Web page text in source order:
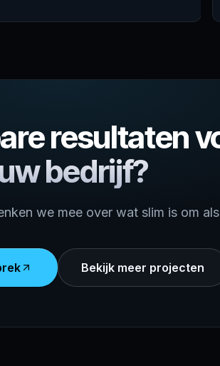
resultaten
bedrijf?
we mee over wat slim is om
Bekijk meer projecten